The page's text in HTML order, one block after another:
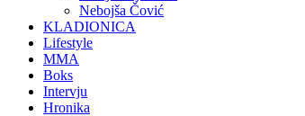
Nebojša Čović
KLADIONICA
Lifestyle
MMA
Boks
Intervju
Hronika